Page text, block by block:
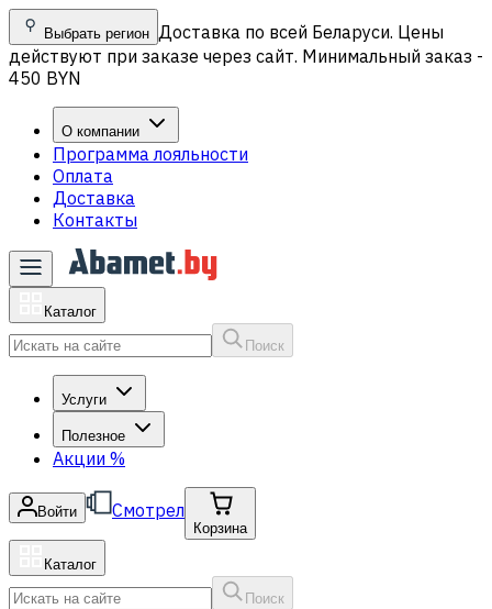
Выбрать регион Доставка по всей Беларуси. Цены
действуют при заказе через сайт. Минимальный заказ -
450 BYN
О компании
Программа лояльности
Оплата
Доставка
Контакты
Каталог
Поиск
Услуги
Полезное
Акции %
Войти Смотрел
Корзина
Каталог
Поиск